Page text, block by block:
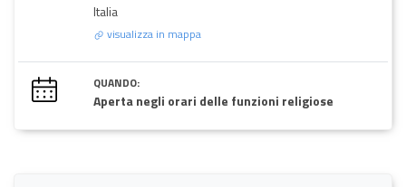
Italia
visualizza in mappa
QUANDO:
Aperta negli orari delle funzioni religiose